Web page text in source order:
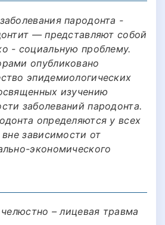
пародонта -
— представляют собой
- социальную проблему.
опубликовано
эпидемиологических
изучению
заболеваний пародонта.
определяются у всех
вне зависимости от
экономического
– лицевая травма